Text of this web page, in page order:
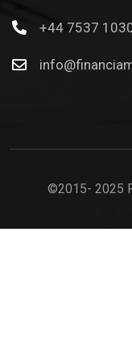
+44 7537
©2015- 2025